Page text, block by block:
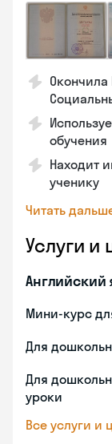
Окончила
обучения
Находит
ученику
Читать
Услуги и
Английский
Мини-курс
Для
Для
уроки
Все услуги и